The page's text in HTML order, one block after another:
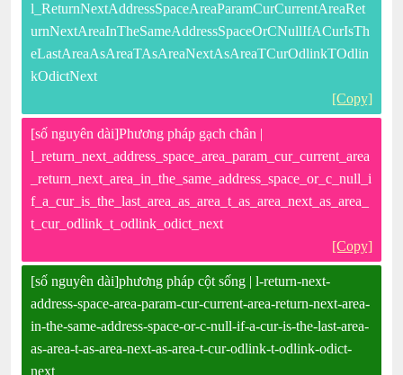
l_ReturnNextAddressSpaceAreaParamCurCurrentAreaRet
urnNextAreaInTheSameAddressSpaceOrCNullIfACurIsTh
eLastAreaAsAreaTAsAreaNextAsAreaTCurOdlinkTOdlin
kOdictNext
[Copy]
[số nguyên dài]Phương pháp gạch chân |
l_return_next_address_space_area_param_cur_current_area
_return_next_area_in_the_same_address_space_or_c_null_i
f_a_cur_is_the_last_area_as_area_t_as_area_next_as_area_
t_cur_odlink_t_odlink_odict_next
[Copy]
[số nguyên dài]phương pháp cột sống | l-return-next-
address-space-area-param-cur-current-area-return-next-area-
in-the-same-address-space-or-c-null-if-a-cur-is-the-last-area-
as-area-t-as-area-next-as-area-t-cur-odlink-t-odlink-odict-
next